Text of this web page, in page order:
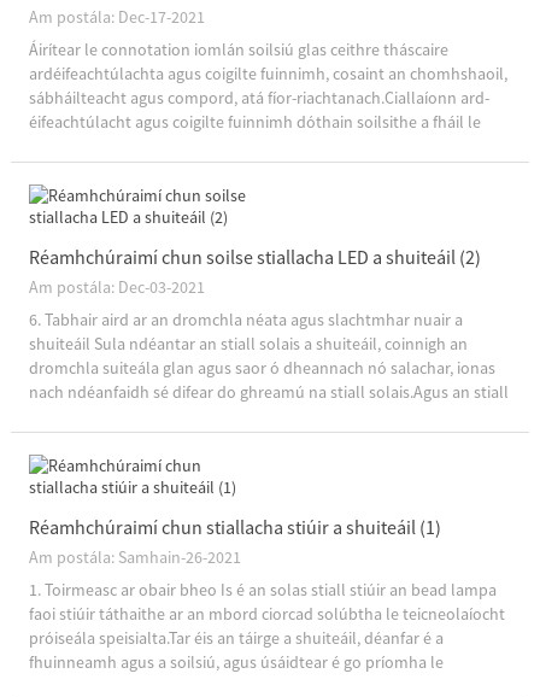
Am postála: Dec-17-2021
Áirítear le connotation iomlán soilsiú glas ceithre tháscaire
ardéifeachtúlachta agus coigilte fuinnimh, cosaint an chomhshaoil,
sábháilteacht agus compord, atá fíor-riachtanach.Ciallaíonn ard-
éifeachtúlacht agus coigilte fuinnimh dóthain soilsithe a fháil le
Réamhchúraimí chun soilse stiallacha LED a shuiteáil (2)
Am postála: Dec-03-2021
6. Tabhair aird ar an dromchla néata agus slachtmhar nuair a
shuiteáil Sula ndéantar an stiall solais a shuiteáil, coinnigh an
dromchla suiteála glan agus saor ó dheannach nó salachar, ionas
nach ndéanfaidh sé difear do ghreamú na stiall solais.Agus an stiall
Réamhchúraimí chun stiallacha stiúir a shuiteáil (1)
Am postála: Samhain-26-2021
1. Toirmeasc ar obair bheo Is é an solas stiall stiúir an bead lampa
faoi stiúir táthaithe ar an mbord ciorcad solúbtha le teicneolaíocht
próiseála speisialta.Tar éis an táirge a shuiteáil, déanfar é a
fhuinneamh agus a soilsiú, agus úsáidtear é go príomha le